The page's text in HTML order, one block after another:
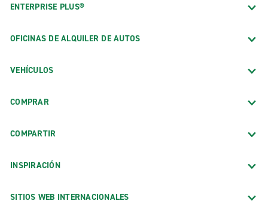
ENTERPRISE PLUS®
OFICINAS DE ALQUILER DE AUTOS
VEHÍCULOS
COMPRAR
COMPARTIR
INSPIRACIÓN
SITIOS WEB INTERNACIONALES